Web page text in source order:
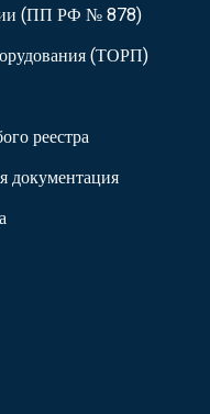
(ПП РФ № 878)
(ТОРП)
реестра
документация